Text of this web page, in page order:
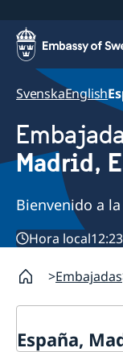
SvenskaEnglish
Madrid,
Bienvenido a
Hora local12:23
Embajadas
España,